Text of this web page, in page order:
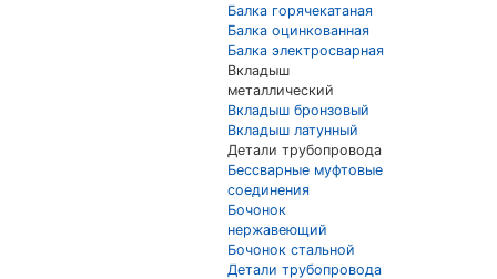
Балка горячекатаная
Балка оцинкованная
Балка электросварная
Вкладыш
металлический
Вкладыш бронзовый
Вкладыш латунный
Детали трубопровода
Бессварные муфтовые
соединения
Бочонок
нержавеющий
Бочонок стальной
Детали трубопровода